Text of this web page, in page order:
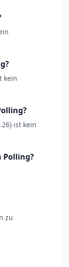
kein
ist kein
Polling?
zu